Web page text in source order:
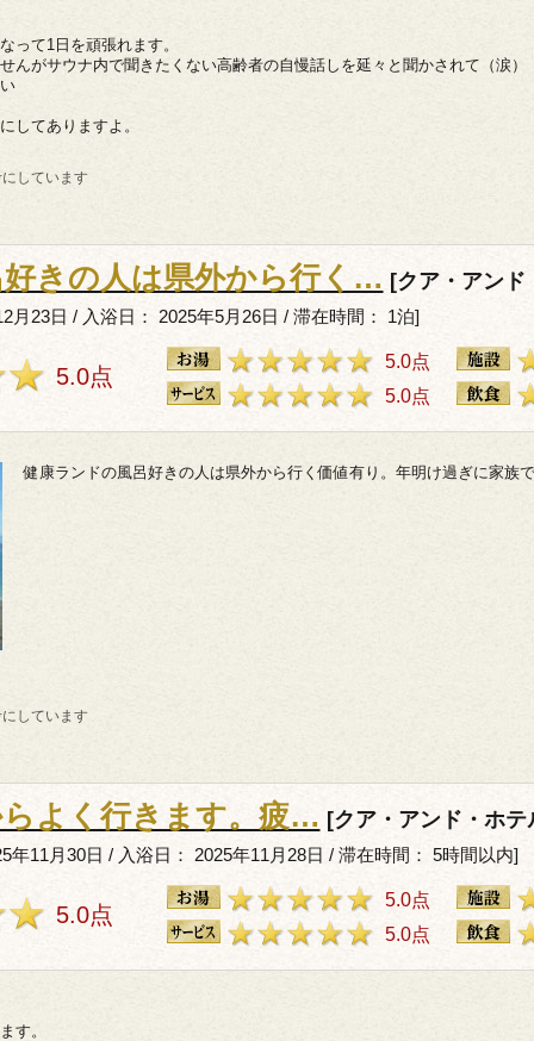
って1日を頑張れます。
んがサウナ内で聞きたくない高齢者の自慢話しを延々と聞かされて（涙）
してありますよ。
しています
きの人は県外から行く… [クア・アン
月23日 / 入浴日： 2025年5月26日 / 滞在時間： 1泊]
5.0点
5.0点
5.0点
健康ランドの風呂好きの人は県外から行く価値有り。年明け過ぎに家族
しています
よく行きます。疲… [クア・アンド・ホ
年11月30日 / 入浴日： 2025年11月28日 / 滞在時間： 5時間以内]
5.0点
5.0点
5.0点
す。